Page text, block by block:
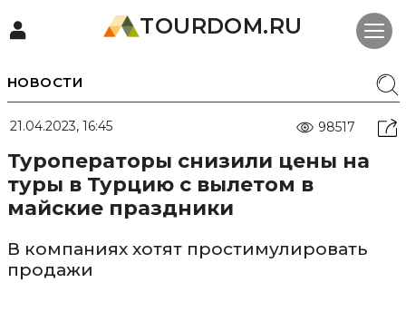
TOURDOM.RU
НОВОСТИ
21.04.2023, 16:45 98517
Туроператоры снизили цены на
туры в Турцию с вылетом в
майские праздники
В компаниях хотят простимулировать
продажи